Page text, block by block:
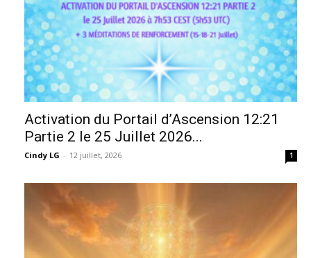
Activation du Portail d’Ascension 12:21
Partie 2 le 25 Juillet 2026...
Cindy LG - 12 juillet, 2026 1